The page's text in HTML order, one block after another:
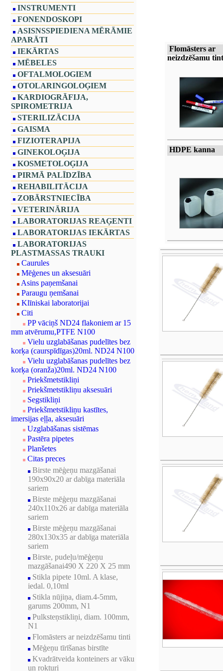
INSTRUMENTI
FONENDOSKOPI
ASISNSSPIEDIENA MĒRĀMIE
APARĀTI
IEKĀRTAS
MĒBELES
OFTALMOLOGIEM
OTOLARINGOLOĢIEM
KARDIOGRĀFIJA,
SPIROMETRIJA
STERILIZĀCIJA
GAISMA
FIZIOTERAPIJA
GINEKOLOĢIJA
KOSMETOLOĢIJA
PIRMĀ PALĪDZĪBA
REHABILITĀCIJA
ZOBĀRSTNIECĪBA
VETERINĀRIJA
LABORATORIJAS REAĢENTI
LABORATORIJAS IEKĀRTAS
LABORATORIJAS
PLASTMASSAS TRAUKI
Caurules
Mēģenes un aksesuāri
Asins paņemšanai
Paraugu ņemšanai
Klīniskai laboratorijai
Citi
PP vāciņš ND24 flakoniem ar 15
mm atvērumu,PTFE N100
Vielu uzglabāšanas pudelītes bez
korķa (caurspīdīgas)20ml. ND24 N100
Vielu uzglabāšanas pudelītes bez
korķa (oranža)20ml. ND24 N100
Priekšmetstikliņi
Priekšmetstikliņu aksesuāri
Segstikliņi
Priekšmetstikliņu kastītes,
imersijas eļļa, aksesuāri
Uzglabāšanas sistēmas
Pastēra pipetes
Planšetes
Citas preces
Birste mēģeņu mazgāšanai
190x90x20 ar dabīga materiāla
sariem
Birste mēģeņu mazgāšanai
240x110x26 ar dabīga materiāla
sariem
Birste mēģeņu mazgāšanai
280x130x35 ar dabīga materiāla
sariem
Birste, pudeļu/mēģeņu
mazgāšanai490 X 220 X 25 mm
Stikla pipete 10ml. A klase,
iedal. 0,10ml
Stikla nūjiņa, diam.4-5mm,
garums 200mm, N1
Pulksteņstikliņi, diam. 100mm,
N1
Flomāsters ar neizdzēšamu tinti
Mēģeņu tīrīšanas birstīte
Kvadrātveida konteiners ar vāku
un rokturi
Flomāsters ar
neizdzēšamu
HDPE kanna